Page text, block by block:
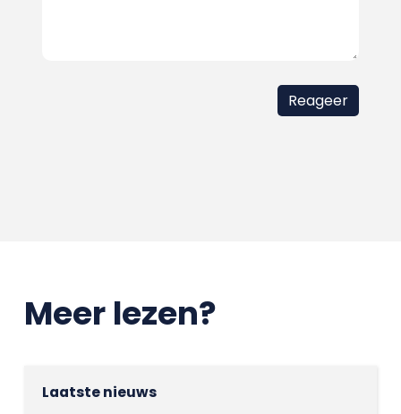
Meer lezen?
Laatste nieuws